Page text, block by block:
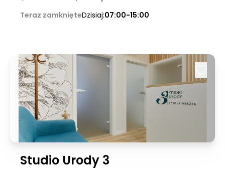
Teraz zamknięteDzisiaj:07:00-15:00
Studio Urody 3